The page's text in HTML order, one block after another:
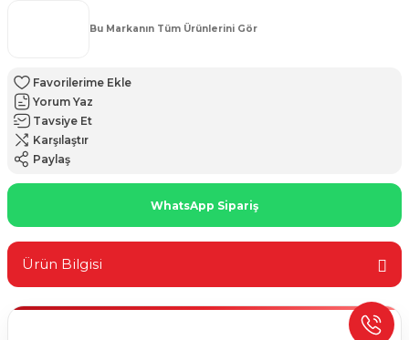
Bu Markanın Tüm Ürünlerini Gör
Yorum Yaz
Tavsiye Et
Karşılaştır
Paylaş
WhatsApp Sipariş
Ürün Bilgisi